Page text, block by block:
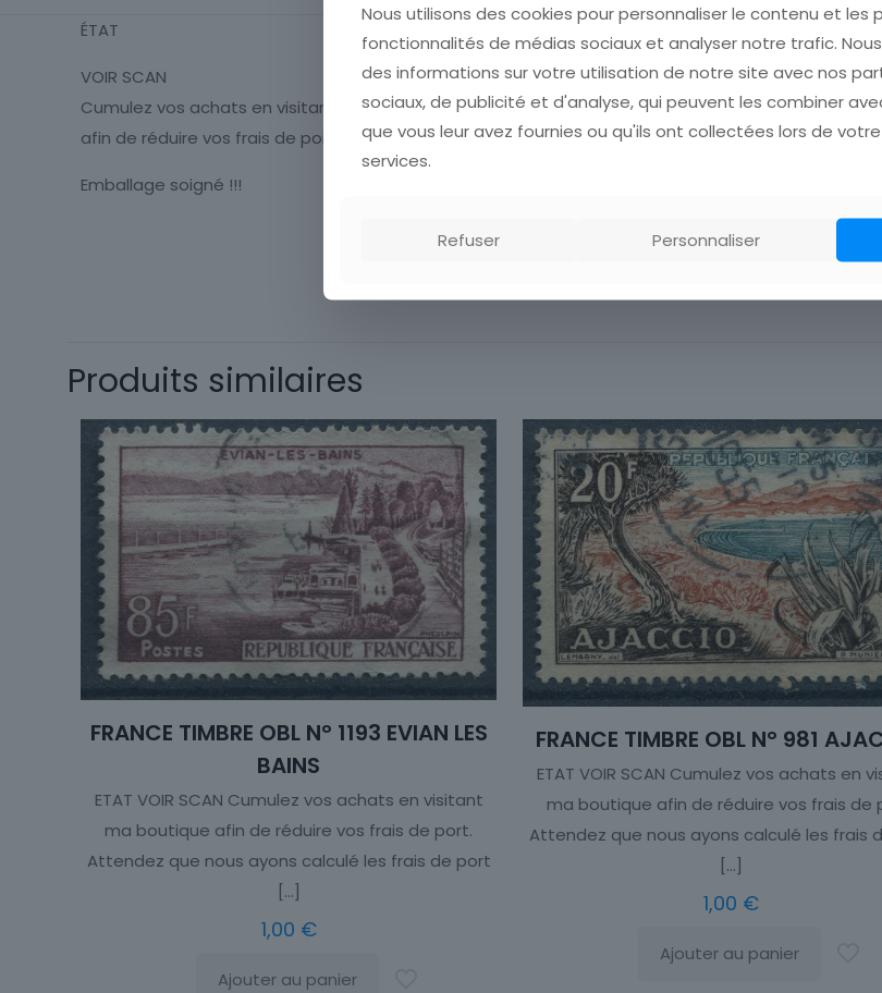
ÉTAT
VOIR SCAN
Cumulez vos achats en visitant ma boutique
afin de réduire vos frais de port.
Emballage soigné !!!
Timbres
Pays
Format
Année
d'émission
Marque postale
Produits similaires
FRANCE TIMBRE OBL N° 1193 EVIAN LES
BAINS
ETAT VOIR SCAN Cumulez vos achats en visitant
ma boutique afin de réduire vos frais de port.
Attendez que nous ayons calculé les frais de port
[…]
1,00 €
Ajouter au panier
FRANCE TIMBRE OBL N° 981
ETAT VOIR SCAN Cumulez vos achats en
ma boutique afin de réduire vos frais de
Attendez que nous ayons calculé les frais
[…]
1,00 €
Ajouter au panier
Nous utilisons des cookies pour personnaliser le contenu et les
fonctionnalités de médias sociaux et analyser notre trafic.
des informations sur votre utilisation de notre site avec nos
sociaux, de publicité et d'analyse, qui peuvent les combiner
que vous leur avez fournies ou qu'ils ont collectées lors de
services.
Refuser Personnaliser